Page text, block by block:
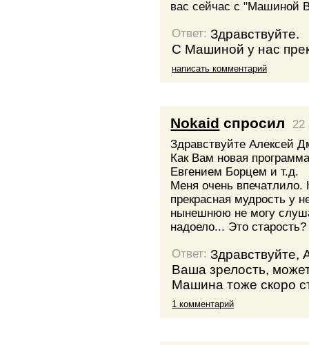
вас сейчас с "Машиной
Ответ:Здравствуйте.
С Машиной у нас
написать комментарий
Nokaid спросил
22
Здравствуйте Алексей
Как Вам новая
Евгением Борцем и т.д.
Меня очень впечатлило.
прекрасная мудрость у
нынешнюю не могу
надоело... Это
Ответ:Здравствуйте,
Ваша зрелость,
Машина тоже скоро
1 комментарий